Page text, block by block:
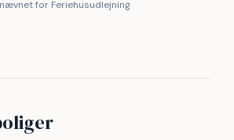
for Feriehusudlejning